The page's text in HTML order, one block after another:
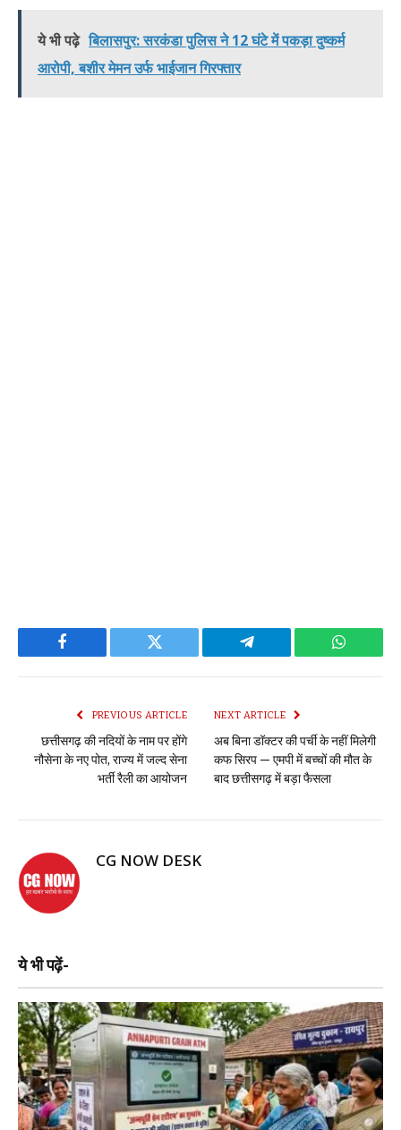
ये भी पढ़े बिलासपुर: सरकंडा पुलिस ने 12 घंटे में पकड़ा दुष्कर्म
आरोपी, बशीर मेमन उर्फ भाईजान गिरफ्तार
Facebook Twitter Telegram
PREVIOUS ARTICLE
छत्तीसगढ़ की नदियों के नाम पर होंगे
नौसेना के नए पोत, राज्य में जल्द सेना
भर्ती रैली का आयोजन
NEXT ARTICLE
अब बिना डॉक्टर की पर्ची के नहीं मिलेगी
कफ सिरप — एमपी में बच्चों की मौत के
बाद छत्तीसगढ़ में बड़ा फैसला
CG NOW DESK
ये भी पढ़ें-